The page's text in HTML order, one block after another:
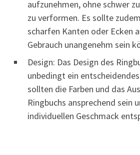
aufzunehmen, ohne schwer
zu verformen. Es sollte
scharfen Kanten oder Ecken
Gebrauch unangenehm sein
Design: Das Design des
unbedingt ein
sollten die Farben und das
Ringbuchs ansprechend sein
individuellen Geschmack